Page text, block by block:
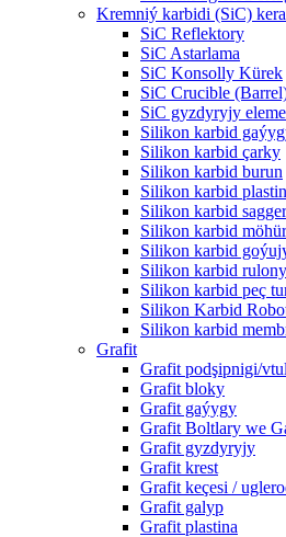
Kremniý karbidi (SiC)
SiC Reflektory
SiC Astarlama
SiC Konsolly Kürek
SiC Crucible
SiC gyzdyryjy
Silikon karbid
Silikon karbid çarky
Silikon karbid burun
Silikon karbid
Silikon karbid sagger
Silikon karbid
Silikon karbid
Silikon karbid rulony
Silikon karbid peç
Silikon Karbid
Silikon karbid
Grafit
Grafit podşipnigi/
Grafit bloky
Grafit gaýygy
Grafit Boltlary we
Grafit gyzdyryjy
Grafit krest
Grafit keçesi /
Grafit galyp
Grafit plastina